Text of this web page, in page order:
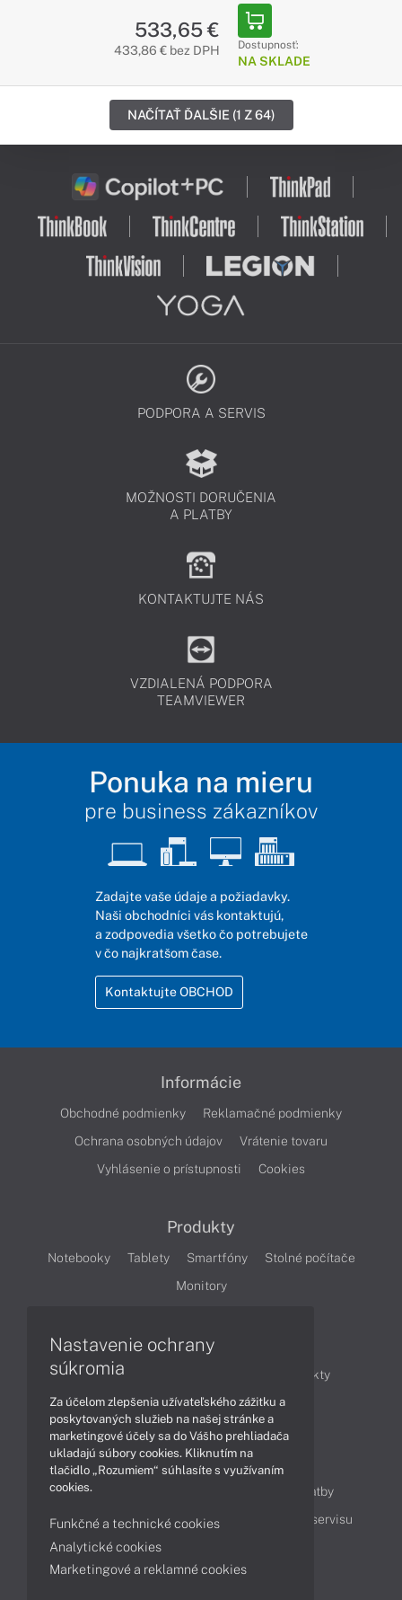
533,65 €
433,86 € bez DPH Dostupnosť:
NA SKLADE
NAČÍTAŤ ĎALŠIE (1 Z 64)
PODPORA A SERVIS
MOŽNOSTI DORUČENIA
A PLATBY
KONTAKTUJTE NÁS
VZDIALENÁ PODPORA
TEAMVIEWER
Ponuka na mieru
pre business zákazníkov
Zadajte vaše údaje a požiadavky.
Naši obchodníci vás kontaktujú,
a zodpovedia všetko čo potrebujete
v čo najkratšom čase.
Kontaktujte OBCHOD
Informácie
Obchodné podmienky
Reklamačné podmienky
Ochrana osobných údajov
Vrátenie tovaru
Vyhlásenie o prístupnosti
Cookies
Produkty
Notebooky Tablety Smartfóny
Stolné počítače
Monitory
Články
Obchodné informácie
Produkty
Technológie
Videá
Obsah
Ako nakupovať
Možnosti doručenia a platby
Podpora a servis
Servisné služby Cenník servisu
Kontakty
Nastavenie ochrany
súkromia
Za účelom zlepšenia užívateľského zážitku a
poskytovaných služieb na našej stránke a
marketingové účely sa do Vášho prehliadača
ukladajú súbory cookies. Kliknutím na
tlačidlo „Rozumiem“ súhlasíte s využívaním
cookies.
Funkčné a technické cookies
Analytické cookies
Marketingové a reklamné cookies